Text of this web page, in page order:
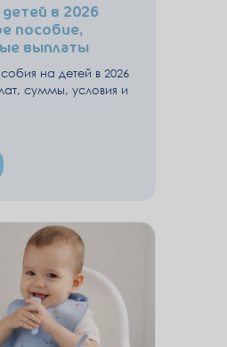
в 2026
пособие,
выплаты
на детей в 2026
суммы, условия и